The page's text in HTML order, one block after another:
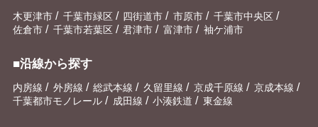
木更津市 / 千葉市緑区 / 四街道市 / 市原市 / 千葉市中央区 /
佐倉市 / 千葉市若葉区 / 君津市 / 富津市 / 袖ケ浦市
■沿線から探す
内房線 / 外房線 / 総武本線 / 久留里線 / 京成千原線 / 京成本線 /
千葉都市モノレール / 成田線 / 小湊鉄道 / 東金線